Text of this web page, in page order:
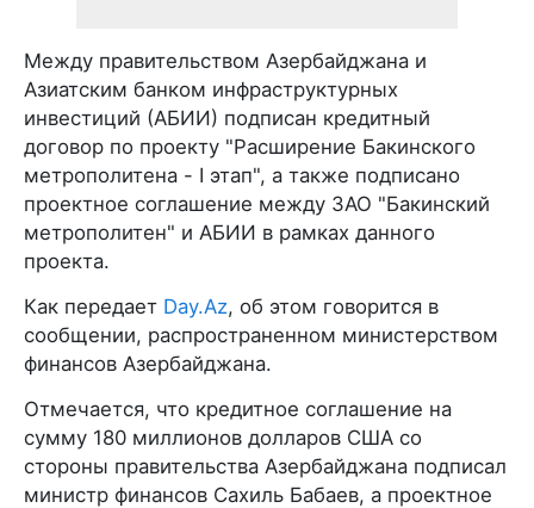
Между правительством Азербайджана и
Азиатским банком инфраструктурных
инвестиций (АБИИ) подписан кредитный
договор по проекту "Расширение Бакинского
метрополитена - I этап", а также подписано
проектное соглашение между ЗАО "Бакинский
метрополитен" и АБИИ в рамках данного
проекта.
Как передает Day.Az, об этом говорится в
сообщении, распространенном министерством
финансов Азербайджана.
Отмечается, что кредитное соглашение на
сумму 180 миллионов долларов США со
стороны правительства Азербайджана подписал
министр финансов Сахиль Бабаев, а проектное